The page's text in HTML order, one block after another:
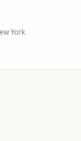
York